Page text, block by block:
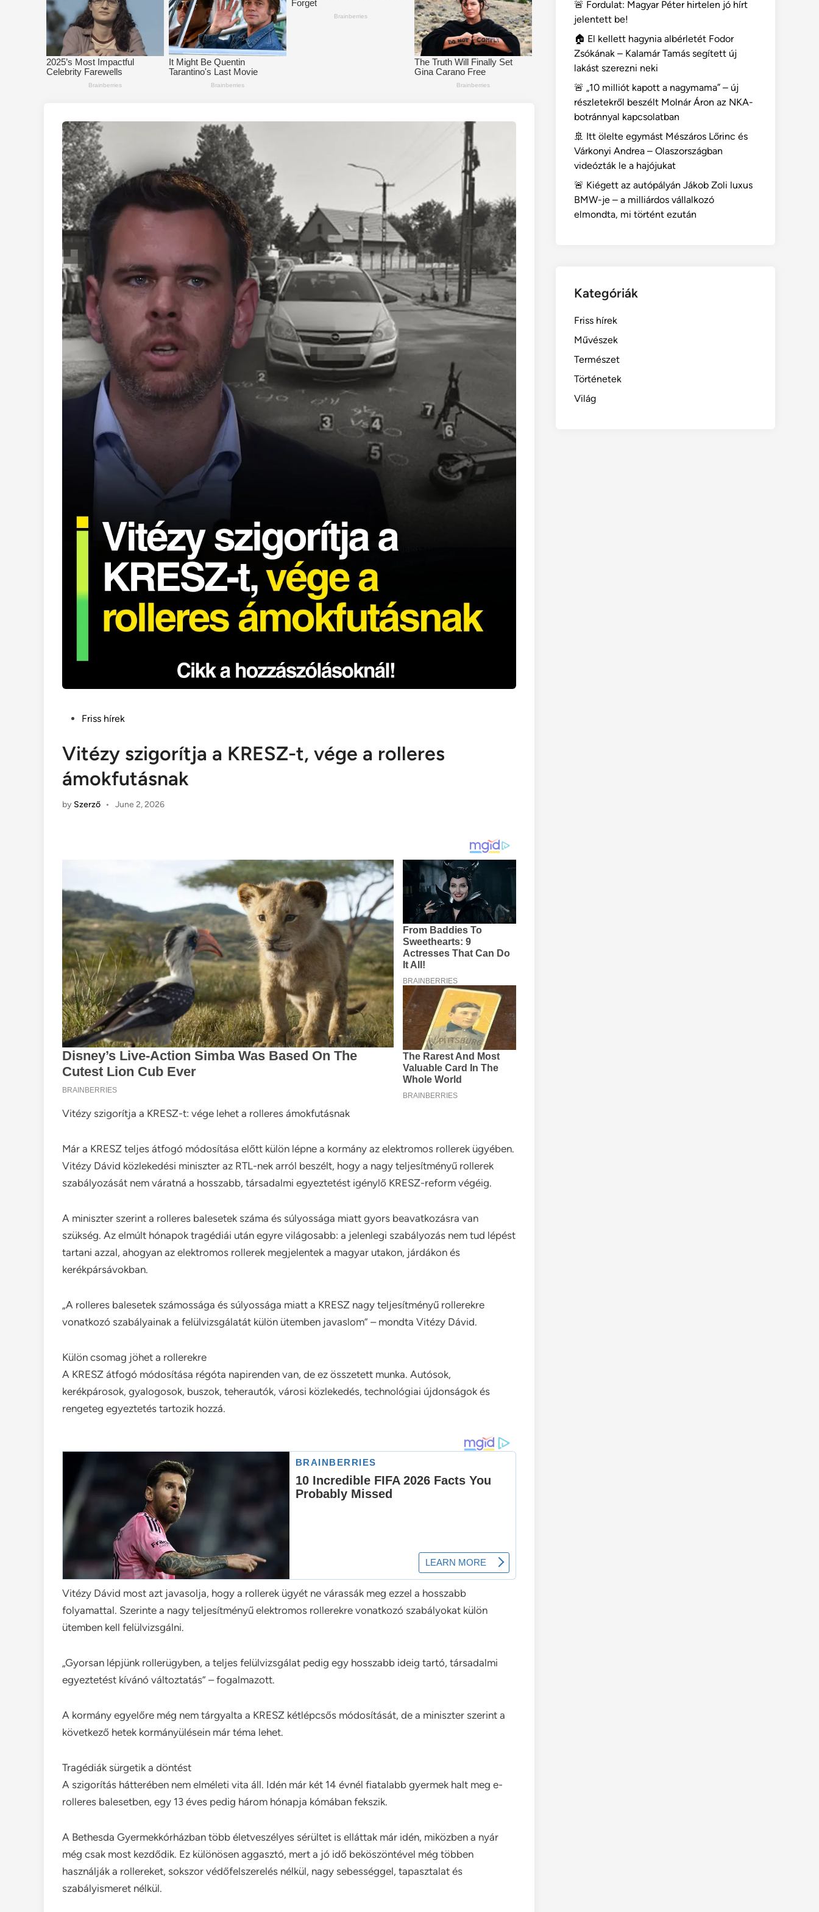
PostedFriss hírek
Vitézy szigorítja a KRESZ-t, vége a rolleres
ámokfutásnak
by Szerző • June 2, 2026
Vitézy szigorítja a KRESZ-t: vége lehet a rolleres ámokfutásnak
Már a KRESZ teljes átfogó módosítása előtt külön lépne a kormány az elektromos rollerek ügyében.
Vitézy Dávid közlekedési miniszter az RTL-nek arról beszélt, hogy a nagy teljesítményű rollerek
szabályozását nem váratná a hosszabb, társadalmi egyeztetést igénylő KRESZ-reform végéig.
A miniszter szerint a rolleres balesetek száma és súlyossága miatt gyors beavatkozásra van
szükség. Az elmúlt hónapok tragédiái után egyre világosabb: a jelenlegi szabályozás nem tud lépést
tartani azzal, ahogyan az elektromos rollerek megjelentek a magyar utakon, járdákon és
kerékpársávokban.
„A rolleres balesetek számossága és súlyossága miatt a KRESZ nagy teljesítményű rollerekre
vonatkozó szabályainak a felülvizsgálatát külön ütemben javaslom” – mondta Vitézy Dávid.
Külön csomag jöhet a rollerekre
A KRESZ átfogó módosítása régóta napirenden van, de ez összetett munka. Autósok,
kerékpárosok, gyalogosok, buszok, teherautók, városi közlekedés, technológiai újdonságok és
rengeteg egyeztetés tartozik hozzá.
Vitézy Dávid most azt javasolja, hogy a rollerek ügyét ne várassák meg ezzel a hosszabb
folyamattal. Szerinte a nagy teljesítményű elektromos rollerekre vonatkozó szabályokat külön
ütemben kell felülvizsgálni.
„Gyorsan lépjünk rollerügyben, a teljes felülvizsgálat pedig egy hosszabb ideig tartó, társadalmi
egyeztetést kívánó változtatás” – fogalmazott.
A kormány egyelőre még nem tárgyalta a KRESZ kétlépcsős módosítását, de a miniszter szerint a
következő hetek kormányülésein már téma lehet.
Tragédiák sürgetik a döntést
A szigorítás hátterében nem elméleti vita áll. Idén már két 14 évnél fiatalabb gyermek halt meg e-
rolleres balesetben, egy 13 éves pedig három hónapja kómában fekszik.
A Bethesda Gyermekkórházban több életveszélyes sérültet is elláttak már idén, miközben a nyár
még csak most kezdődik. Ez különösen aggasztó, mert a jó idő beköszöntével még többen
használják a rollereket, sokszor védőfelszerelés nélkül, nagy sebességgel, tapasztalat és
szabályismeret nélkül.
🚨 Fordulat: Magyar Péter hirtelen jó hírt
jelentett be!
🏠 El kellett hagynia albérletét Fodor
Zsókának – Kalamár Tamás segített új
lakást szerezni neki
🚨 „10 milliót kapott a nagymama” – új
részletekről beszélt Molnár Áron az NKA-
botránnyal kapcsolatban
🚢 Itt ölelte egymást Mészáros Lőrinc és
Várkonyi Andrea – Olaszországban
videózták le a hajójukat
🚨 Kiégett az autópályán Jákob Zoli luxus
BMW-je – a milliárdos vállalkozó
elmondta, mi történt ezután
Kategóriák
Friss hírek
Művészek
Természet
Történetek
Világ